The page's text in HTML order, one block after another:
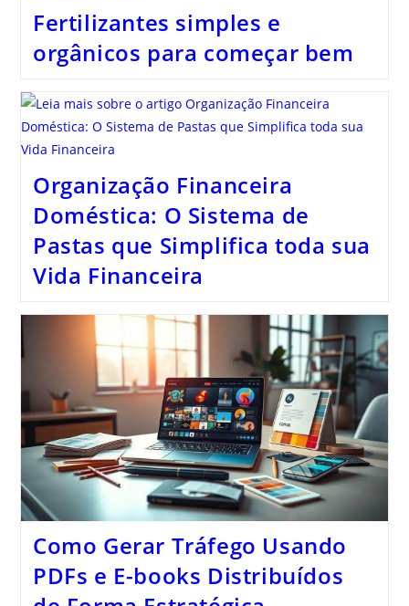
Fertilizantes simples e
orgânicos para começar bem
Organização Financeira
Doméstica: O Sistema de
Pastas que Simplifica toda sua
Vida Financeira
Como Gerar Tráfego Usando
PDFs e E-books Distribuídos